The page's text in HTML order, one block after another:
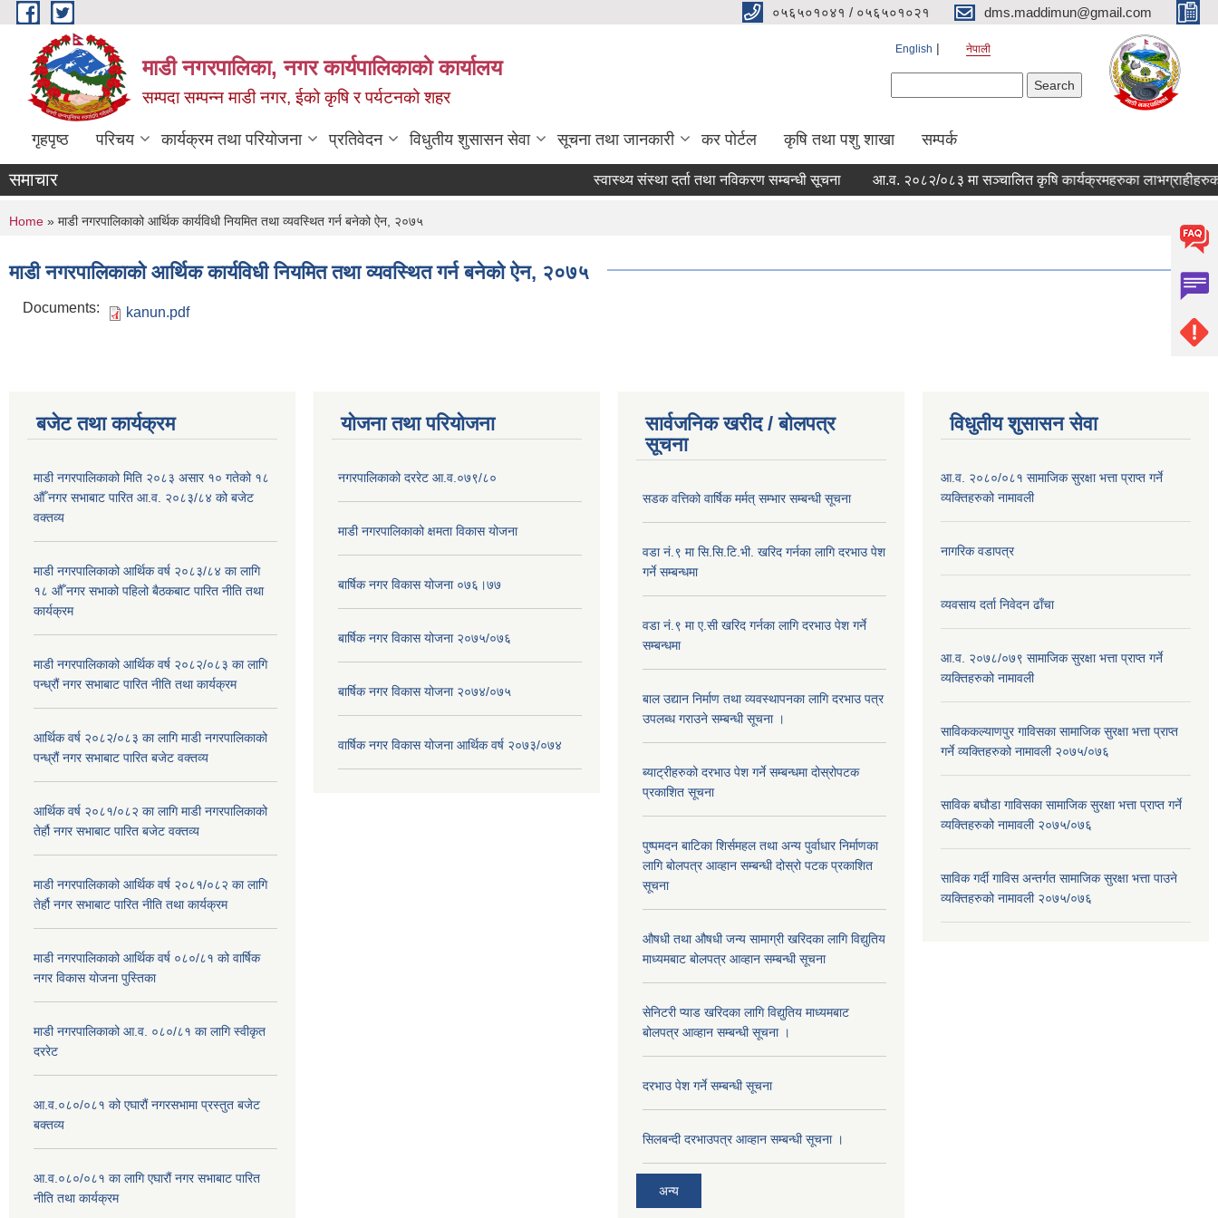
Skip to main content ०५६५०१०४१ / ०५६५०१०२१ dms.maddimun@gmail.com
माडी नगरपालिका, नगर कार्यपालिकाकाे कार्यालय
सम्पदा सम्पन्न माडी नगर, ईको कृषि र पर्यटनको शहर
English नेपाली
गृहपृष्ठ परिचय कार्यक्रम तथा परियोजना प्रतिवेदन विधुतीय शुसासन सेवा सूचना तथा जानकारी कर पोर्टल कृषि तथा पशु शाखा सम्पर्क
समाचार स्वास्थ्य संस्था दर्ता तथा नविकरण सम्बन्धी सूचना आ.व. २०८२/०८३ मा सञ्चालित कृषि कार्यक्रमहरुका लाभग्राहीहरुको
You are here
Home » माडी नगरपालिकाको आर्थिक कार्यविधी नियमित तथा व्यवस्थित गर्न बनेको ऐन, २०७५
माडी नगरपालिकाको आर्थिक कार्यविधी नियमित तथा व्यवस्थित गर्न बनेको ऐन, २०७५
Documents: kanun.pdf
बजेट तथा कार्यक्रम
माडी नगरपालिकाको मिति २०८३ असार १० गतेको १८
औँ नगर सभाबाट पारित आ.व. २०८३/८४ को बजेट
वक्तव्य
माडी नगरपालिकाको आर्थिक वर्ष २०८३/८४ का लागि
१८ औँ नगर सभाको पहिलो बैठकबाट पारित नीति तथा
कार्यक्रम
माडी नगरपालिकाको आर्थिक वर्ष २०८२/०८३ का लागि
पन्ध्रौं नगर सभाबाट पारित नीति तथा कार्यक्रम
आर्थिक वर्ष २०८२/०८३ का लागि माडी नगरपालिकाको
पन्ध्रौं नगर सभाबाट पारित बजेट वक्तव्य
आर्थिक वर्ष २०८१/०८२ का लागि माडी नगरपालिकाको
तेर्हौ नगर सभाबाट पारित बजेट वक्तव्य
माडी नगरपालिकाको आर्थिक वर्ष २०८१/०८२ का लागि
तेर्हौ नगर सभाबाट पारित नीति तथा कार्यक्रम
माडी नगरपालिकाको आर्थिक वर्ष ०८०/८१ को वार्षिक
नगर विकास योजना पुस्तिका
माडी नगरपालिकाको आ.व. ०८०/८१ का लागि स्वीकृत
दररेट
आ.व.०८०/०८१ को एघारौं नगरसभामा प्रस्तुत बजेट
बक्तव्य
आ.व.०८०/०८१ का लागि एघारौं नगर सभाबाट पारित
नीति तथा कार्यक्रम
योजना तथा परियोजना
नगरपालिकाको दररेट आ.व.०७९/८०
माडी नगरपालिकाको क्षमता विकास योजना
बार्षिक नगर विकास योजना ०७६।७७
बार्षिक नगर विकास योजना २०७५/०७६
बार्षिक नगर विकास योजना २०७४/०७५
वार्षिक नगर विकास योजना आर्थिक वर्ष २०७३/०७४
सार्वजनिक खरीद / बोलपत्र
सूचना
सडक वत्तिको वार्षिक मर्मत् सम्भार सम्बन्धी सूचना
वडा नं.९ मा सि.सि.टि.भी. खरिद गर्नका लागि दरभाउ पेश
गर्ने सम्बन्धमा
वडा नं.९ मा ए.सी खरिद गर्नका लागि दरभाउ पेश गर्ने
सम्बन्धमा
बाल उद्यान निर्माण तथा व्यवस्थापनका लागि दरभाउ पत्र
उपलब्ध गराउने सम्बन्धी सूचना ।
ब्याट्रीहरुको दरभाउ पेश गर्ने सम्बन्धमा दोस्रोपटक
प्रकाशित सूचना
पुष्पमदन बाटिका शिर्समहल तथा अन्य पुर्वाधार निर्माणका
लागि बोलपत्र आव्हान सम्बन्धी दोस्रो पटक प्रकाशित
सूचना
औषधी तथा औषधी जन्य सामाग्री खरिदका लागि विद्युतिय
माध्यमबाट बोलपत्र आव्हान सम्बन्धी सूचना
सेनिटरी प्याड खरिदका लागि विद्युतिय माध्यमबाट
बोलपत्र आव्हान सम्बन्धी सूचना ।
दरभाउ पेश गर्ने सम्बन्धी सूचना
सिलबन्दी दरभाउपत्र आव्हान सम्बन्धी सूचना ।
अन्य
विधुतीय शुसासन सेवा
आ.व. २०८०/०८१ सामाजिक सुरक्षा भत्ता प्राप्त गर्ने
व्यक्तिहरुको नामावली
नागरिक वडापत्र
व्यवसाय दर्ता निवेदन ढाँचा
आ.व. २०७८/०७९ सामाजिक सुरक्षा भत्ता प्राप्त गर्ने
व्यक्तिहरुको नामावली
साविककल्याणपुर गाविसका सामाजिक सुरक्षा भत्ता प्राप्त
गर्ने व्यक्तिहरुको नामावली २०७५/०७६
साविक बघौडा गाविसका सामाजिक सुरक्षा भत्ता प्राप्त गर्ने
व्यक्तिहरुको नामावली २०७५/०७६
साविक गर्दी गाविस अन्तर्गत सामाजिक सुरक्षा भत्ता पाउने
व्यक्तिहरुको नामावली २०७५/०७६